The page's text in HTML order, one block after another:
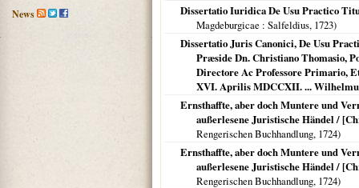
News
Dissertatio Iuridica De Usu Practico
Magdeburgicae : Salfeldius, 1723)
Dissertatio Juris Canonici, De Usu
Præside Dn. Christiano Thomasio,
Directore Ac Professore Primario,
XVI. Aprilis MDCCXII. ...
Ernsthaffte, aber doch Muntere und
außerlesene Juristische Händel /
Rengerischen Buchhandlung, 1724)
Ernsthaffte, aber doch Muntere und
außerlesene Juristische Händel /
Rengerischen Buchhandlung, 1724)